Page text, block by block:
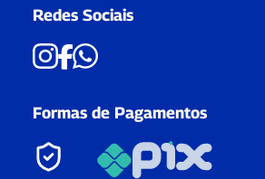
Redes Sociais
Formas de Pagamentos